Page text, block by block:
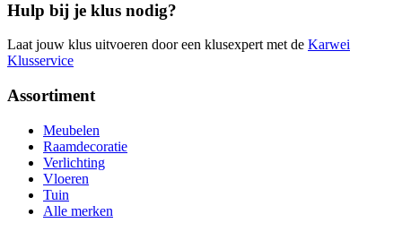
Hulp bij je klus nodig?
Laat jouw klus uitvoeren door een klusexpert met de Karwei
Klusservice
Assortiment
Meubelen
Raamdecoratie
Verlichting
Vloeren
Tuin
Alle merken